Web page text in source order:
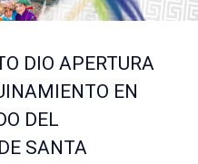
DIO APERTURA
EN
DEL
SANTA